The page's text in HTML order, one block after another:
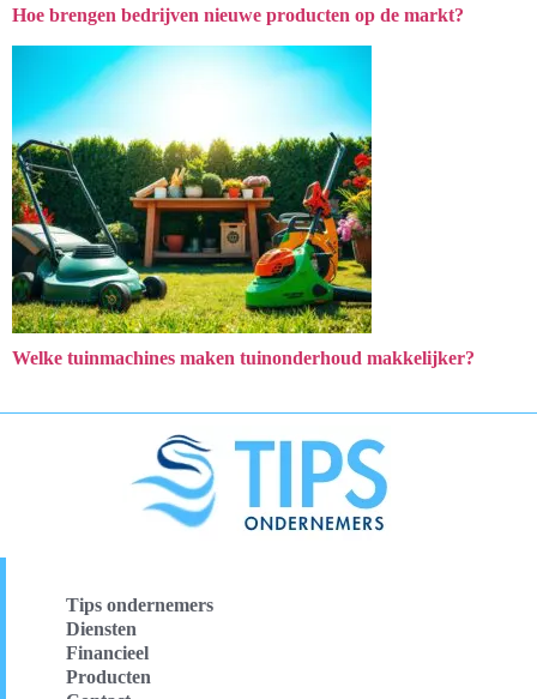
Hoe brengen bedrijven nieuwe producten op de markt?
Welke tuinmachines maken tuinonderhoud makkelijker?
Tips ondernemers
Diensten
Financieel
Producten